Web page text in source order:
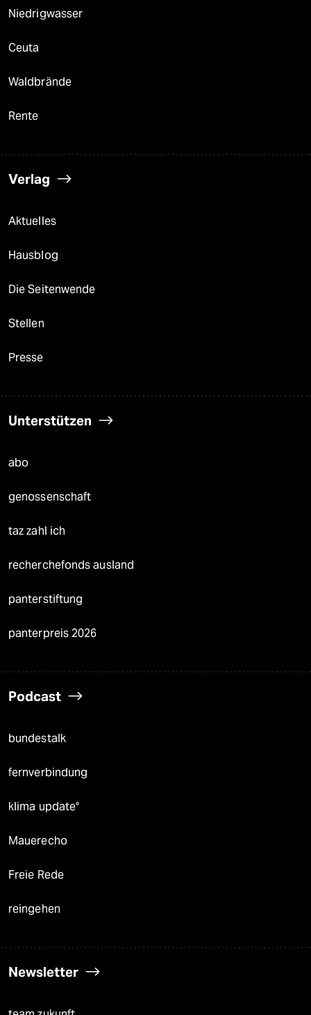
Niedrigwasser
Ceuta
Waldbrände
Rente
Verlag
Aktuelles
Hausblog
Die Seitenwende
Stellen
Presse
Unterstützen
abo
genossenschaft
taz zahl ich
recherchefonds ausland
panterstiftung
panterpreis 2026
Podcast
bundestalk
fernverbindung
klima update°
Mauerecho
Freie Rede
reingehen
Newsletter